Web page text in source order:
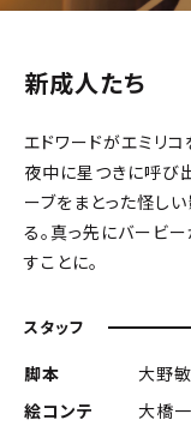
新成人たち
エドワードがエミリ
夜中に星つきに呼び
ーブをまとった怪し
る。真っ先にバービ
すことに。
スタッフ
脚本
大野
絵コンテ
大橋